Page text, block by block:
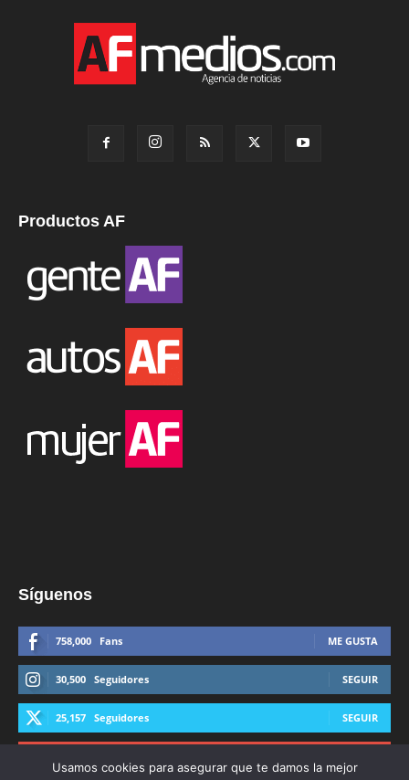
Productos AF
Síguenos
758,000 Fans ME GUSTA
30,500 Seguidores SEGUIR
25,157 Seguidores SEGUIR
Usamos cookies para asegurar que te damos la mejor